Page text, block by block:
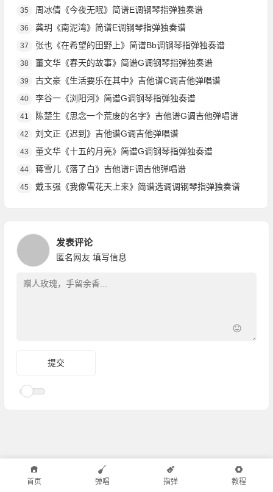
35 周冰倩《今夜无眠》简谱E调钢琴指弹独奏谱
36 龚玥《南泥湾》简谱E调钢琴指弹独奏谱
37 张也《在希望的田野上》简谱Bb调钢琴指弹独奏谱
38 董文华《春天的故事》简谱G调钢琴指弹独奏谱
39 古文豪《生活要乐在其中》吉他谱C调吉他弹唱谱
40 李谷一《浏阳河》简谱G调钢琴指弹独奏谱
41 陈楚生《思念一个荒废的名字》吉他谱G调吉他弹唱谱
42 刘文正《迟到》吉他谱G调吉他弹唱谱
43 董文华《十五的月亮》简谱G调钢琴指弹独奏谱
44 蒋雪儿《落了白》吉他谱F调吉他弹唱谱
45 戴玉强《我像雪花天上来》简谱选调调钢琴指弹独奏谱
发表评论
匿名网友 填写信息
首页 弹唱 指弹 教程